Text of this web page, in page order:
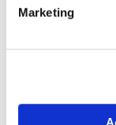
Marketing
barniz
fuegos, se
dado que el
colocación
colocación es